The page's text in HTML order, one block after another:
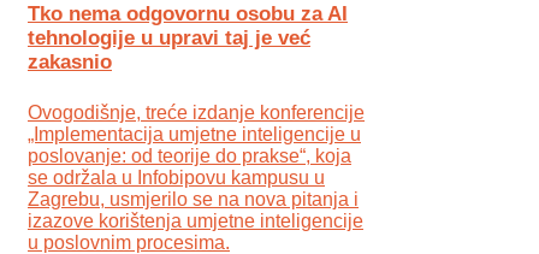
Tko nema odgovornu osobu za AI
tehnologije u upravi taj je već
zakasnio
Ovogodišnje, treće izdanje konferencije
„Implementacija umjetne inteligencije u
poslovanje: od teorije do prakse“, koja
se održala u Infobipovu kampusu u
Zagrebu, usmjerilo se na nova pitanja i
izazove korištenja umjetne inteligencije
u poslovnim procesima.